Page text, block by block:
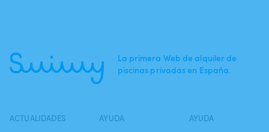
La primera Web de alquiler de
piscinas privadas en España.
ACTUALIDADES AYUDA AYUDA